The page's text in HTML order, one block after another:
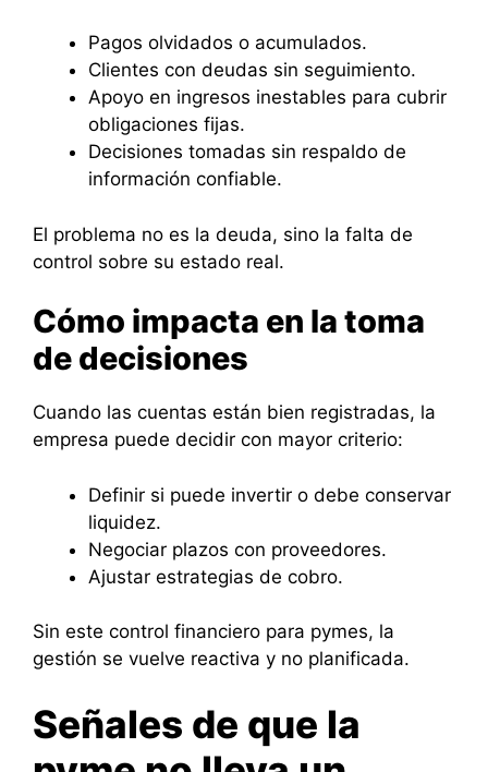
Pagos olvidados o acumulados.
Clientes con deudas sin seguimiento.
Apoyo en ingresos inestables para cubrir
obligaciones fijas.
Decisiones tomadas sin respaldo de
información confiable.
El problema no es la deuda, sino la falta de
control sobre su estado real.
Cómo impacta en la toma
de decisiones
Cuando las cuentas están bien registradas, la
empresa puede decidir con mayor criterio:
Definir si puede invertir o debe conservar
liquidez.
Negociar plazos con proveedores.
Ajustar estrategias de cobro.
Sin este control financiero para pymes, la
gestión se vuelve reactiva y no planificada.
Señales de que la